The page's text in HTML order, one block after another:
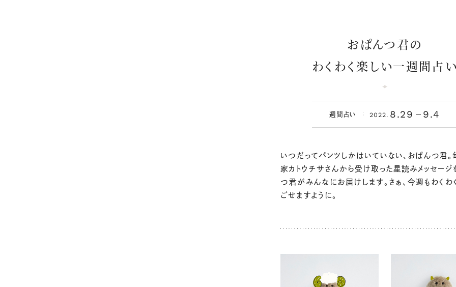
おぱんつ君の
わくわく楽しい一週間占
週間占い 2022. 8.29 9.4
いつだってパンツしかはいていない、おぱんつ君。
家カトウチサさんから受け取った星読みメッセージ
つ君がみんなにお届けします。さぁ、今週もわくわ
ごせますように。